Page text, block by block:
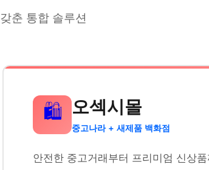
춘 통합 솔루션
🛍️ 오섹시몰
중고나라 + 새제품 백화점
안전한 중고거래부터 프리미엄 신상